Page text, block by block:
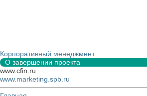
Корпоративный менеджмент
О завершении проекта
www.cfin.ru
www.marketing.spb.ru